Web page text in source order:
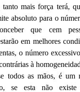
mais força terá,
absoluto para o
que cem
em melhores
o número
à
todos as mãos, é um
se esta não existe